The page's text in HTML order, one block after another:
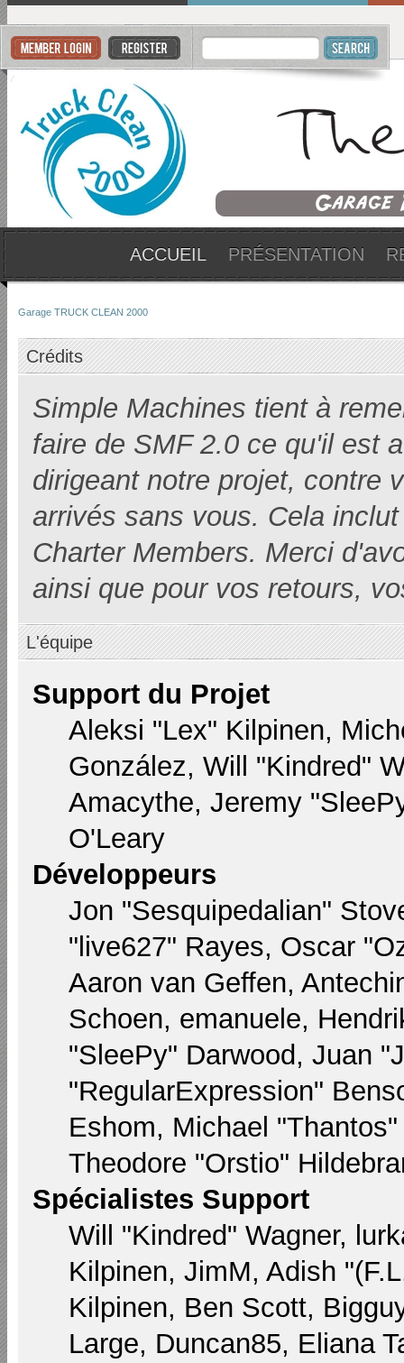
ACCUEIL PRÉSENTATION
Garage TRUCK CLEAN 2000
Crédits
Simple Machines tient à
faire de SMF 2.0 ce qu'il est
dirigeant notre projet, contre
arrivés sans vous. Cela
Charter Members. Merci
ainsi que pour vos retours,
L'équipe
Support du Projet
Aleksi "Lex" Kilpinen,
González, Will "Kindred"
Amacythe, Jeremy
O'Leary
Développeurs
Jon "Sesquipedalian"
"live627" Rayes, Oscar
Aaron van Geffen,
Schoen, emanuele,
"SleePy" Darwood, Juan
"RegularExpression"
Eshom, Michael
Theodore "Orstio"
Spécialistes Support
Will "Kindred" Wagner,
Kilpinen, JimM, Adish
Kilpinen, Ben Scott,
Large, Duncan85, Eliana